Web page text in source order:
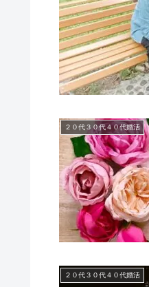
２０代３０代４０代婚活
２０代３０代４０代婚活